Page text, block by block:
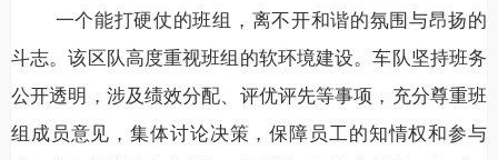
一个能打硬仗的班组，离不开和谐的氛围与昂扬的
斗志。该区队高度重视班组的软环境建设。车队坚持班务
公开透明，涉及绩效分配、评优评先等事项，充分尊重班
组成员意见，集体讨论决策，保障员工的知情权和参与